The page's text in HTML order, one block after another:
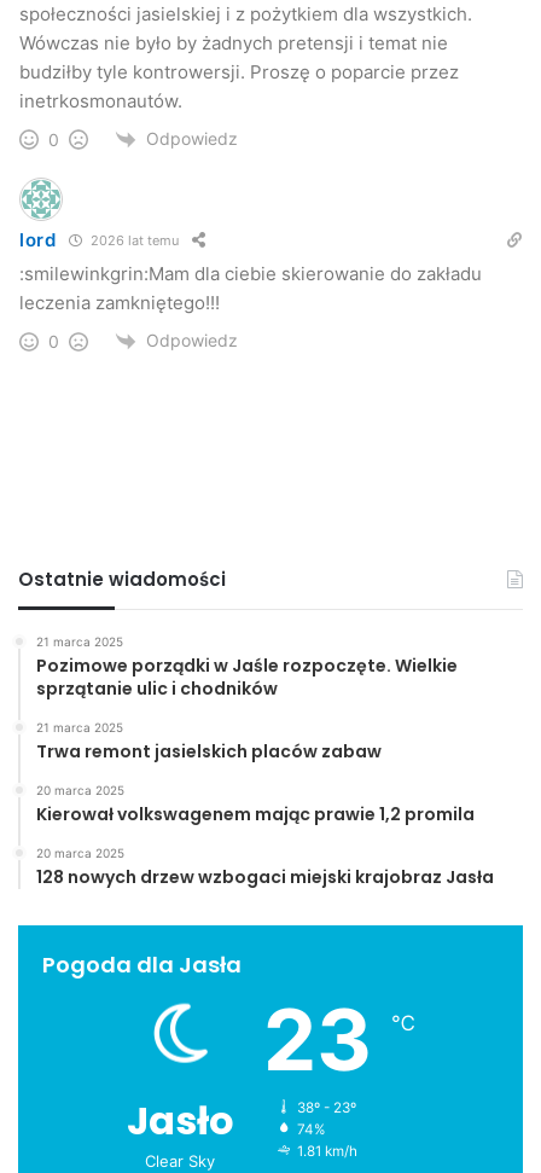
społeczności jasielskiej i z pożytkiem dla wszystkich.
Wówczas nie było by żadnych pretensji i temat nie
budziłby tyle kontrowersji. Proszę o poparcie przez
inetrkosmonautów.
0 Odpowiedz
lord 2026 lat temu
:smilewinkgrin:Mam dla ciebie skierowanie do zakładu
leczenia zamkniętego!!!
0 Odpowiedz
Ostatnie wiadomości
21 marca 2025
Pozimowe porządki w Jaśle rozpoczęte. Wielkie
sprzątanie ulic i chodników
21 marca 2025
Trwa remont jasielskich placów zabaw
20 marca 2025
Kierował volkswagenem mając prawie 1,2 promila
20 marca 2025
128 nowych drzew wzbogaci miejski krajobraz Jasła
Pogoda dla Jasła
Jasło
Clear Sky
23 ℃
38º - 23º
74%
1.81 km/h